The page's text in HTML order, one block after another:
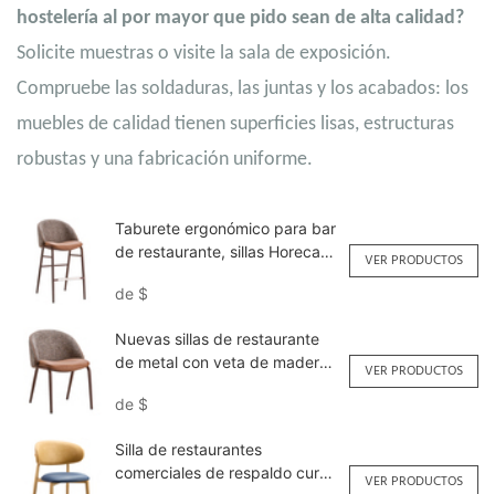
hostelería al por mayor que pido sean de alta calidad?
Solicite muestras o visite la sala de exposición.
Compruebe las soldaduras, las juntas y los acabados: los
muebles de calidad tienen superficies lisas, estructuras
robustas y una fabricación uniforme.
Taburete ergonómico para bar
de restaurante, sillas Horeca
de $
VER PRODUCTOS
Nuevas sillas de restaurante
de metal con veta de madera
de $
VER PRODUCTOS
Silla de restaurantes
comerciales de respaldo curvo
VER PRODUCTOS